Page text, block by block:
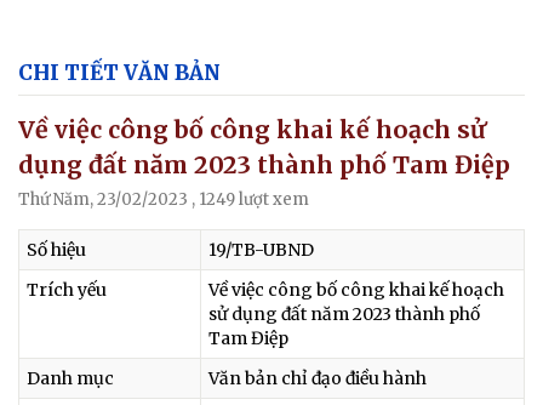
CHI TIẾT VĂN BẢN
Về việc công bố công khai kế hoạch sử
dụng đất năm 2023 thành phố Tam Điệp
Thứ Năm, 23/02/2023 , 1249 lượt xem
Số hiệu
19/TB-UBND
Trích yếu
Về việc công bố công khai kế hoạch
sử dụng đất năm 2023 thành phố
Tam Điệp
Danh mục
Văn bản chỉ đạo điều hành